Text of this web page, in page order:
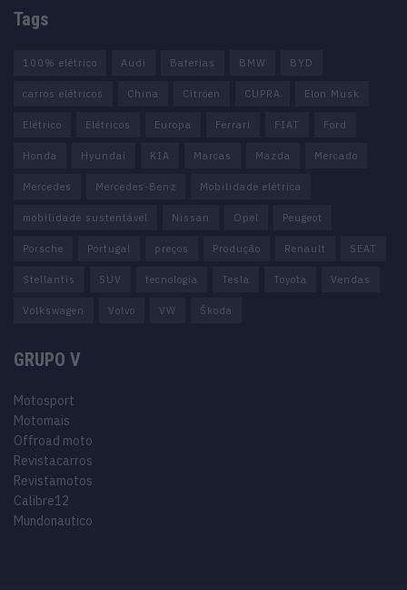
Tags
100% elétrico Audi Baterias BMW BYD
carros elétricos China Citröen CUPRA Elon Musk
Elétrico Elétricos Europa Ferrari FIAT Ford
Honda Hyundai KIA Marcas Mazda Mercado
Mercedes Mercedes-Benz Mobilidade elétrica
mobilidade sustentável Nissan Opel Peugeot
Porsche Portugal preços Produção Renault SEAT
Stellantis SUV tecnologia Tesla Toyota Vendas
Volkswagen Volvo VW Škoda
GRUPO V
Motosport
Motomais
Offroad moto
Revistacarros
Revistamotos
Calibre12
Mundonautico